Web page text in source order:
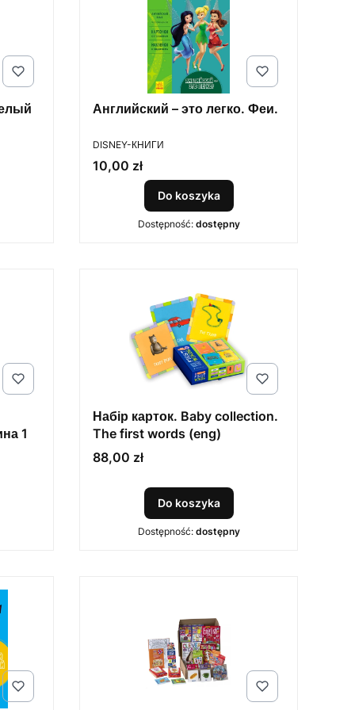
Английский – это легко. Феи.
PRODUCENT
DISNEY-КНИГИ
Cena
10,00 zł
Do koszyka
Dostępność: dostępny
1
Набір карток. Baby collection.
The first words (eng)
Cena
88,00 zł
Do koszyka
Dostępność: dostępny